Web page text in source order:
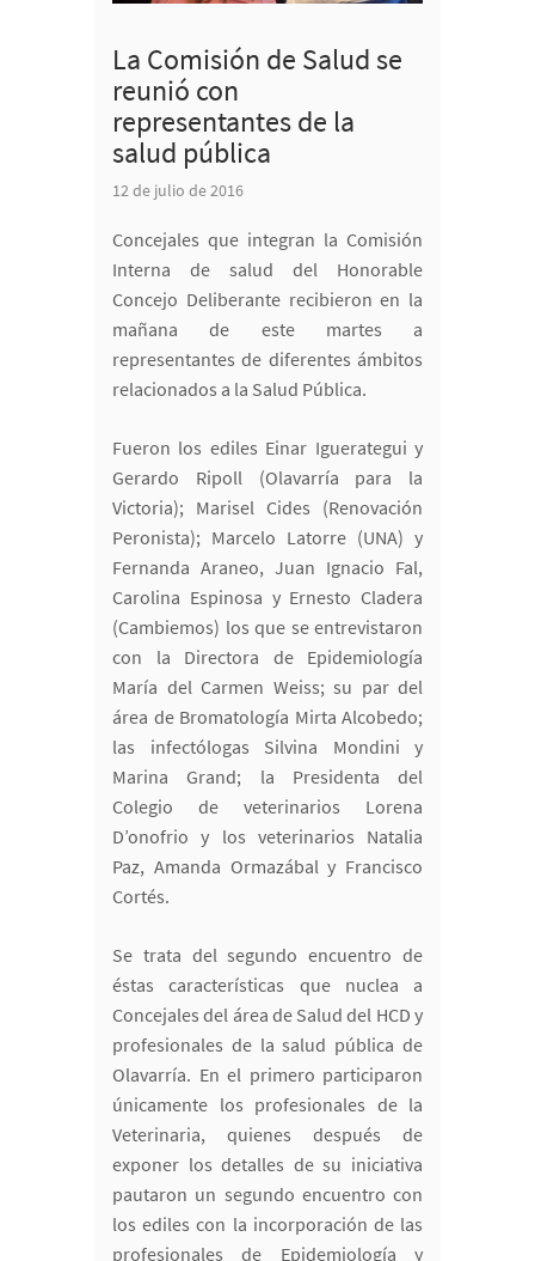
La Comisión de Salud se
reunió con
representantes de la
salud pública
12 de julio de 2016
Concejales que integran la Comisión
Interna de salud del Honorable
Concejo Deliberante recibieron en la
mañana de este martes a
representantes de diferentes ámbitos
relacionados a la Salud Pública.
Fueron los ediles Einar Iguerategui y
Gerardo Ripoll (Olavarría para la
Victoria); Marisel Cides (Renovación
Peronista); Marcelo Latorre (UNA) y
Fernanda Araneo, Juan Ignacio Fal,
Carolina Espinosa y Ernesto Cladera
(Cambiemos) los que se entrevistaron
con la Directora de Epidemiología
María del Carmen Weiss; su par del
área de Bromatología Mirta Alcobedo;
las infectólogas Silvina Mondini y
Marina Grand; la Presidenta del
Colegio de veterinarios Lorena
D’onofrio y los veterinarios Natalia
Paz, Amanda Ormazábal y Francisco
Cortés.
Se trata del segundo encuentro de
éstas características que nuclea a
Concejales del área de Salud del HCD y
profesionales de la salud pública de
Olavarría. En el primero participaron
únicamente los profesionales de la
Veterinaria, quienes después de
exponer los detalles de su iniciativa
pautaron un segundo encuentro con
los ediles con la incorporación de las
profesionales de Epidemiología y